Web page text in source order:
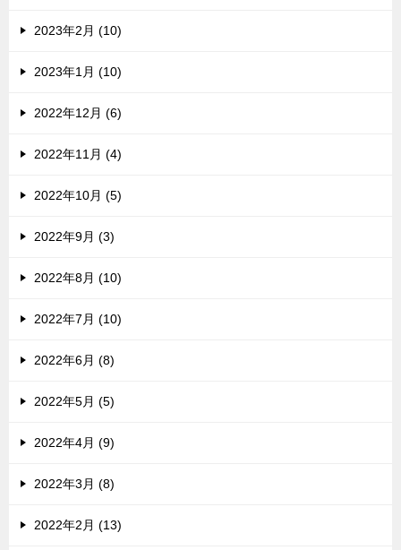
2023年2月 (10)
2023年1月 (10)
2022年12月 (6)
2022年11月 (4)
2022年10月 (5)
2022年9月 (3)
2022年8月 (10)
2022年7月 (10)
2022年6月 (8)
2022年5月 (5)
2022年4月 (9)
2022年3月 (8)
2022年2月 (13)